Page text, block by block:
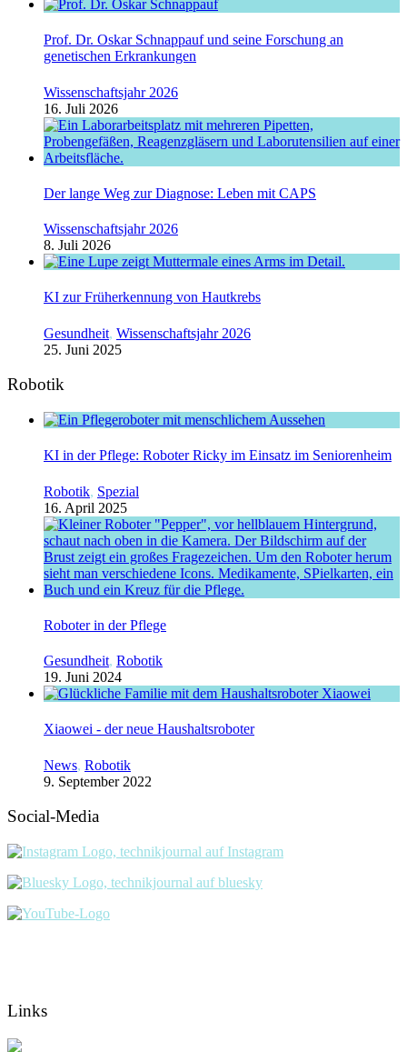
Prof. Dr. Oskar Schnappauf und seine Forschung an
genetischen Erkrankungen
Wissenschaftsjahr 2026
16. Juli 2026
Der lange Weg zur Diagnose: Leben mit CAPS
Wissenschaftsjahr 2026
8. Juli 2026
KI zur Früherkennung von Hautkrebs
Gesundheit, Wissenschaftsjahr 2026
25. Juni 2025
Robotik
KI in der Pflege: Roboter Ricky im Einsatz im Seniorenheim
Robotik, Spezial
16. April 2025
Roboter in der Pflege
Gesundheit, Robotik
19. Juni 2024
Xiaowei - der neue Haushaltsroboter
News, Robotik
9. September 2022
Social-Media
Links